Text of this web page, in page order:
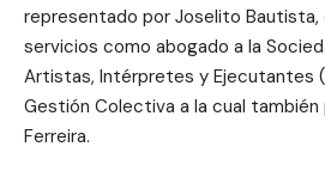
representado por Joselito
servicios como abogado a la
Artistas, Intérpretes y Ejecutantes
Gestión Colectiva a la cual
Ferreira.